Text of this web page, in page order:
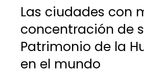
Las ciudades con
concentración de
Patrimonio de la
en el mundo